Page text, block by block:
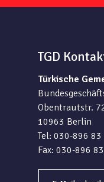
TGD
Türkische
Obentrautstr.
10963 Berlin
Tel: 030-896 83
Fax: 030-896